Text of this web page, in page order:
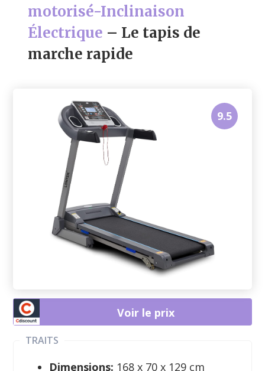
motorisé-Inclinaison
Électrique – Le tapis de
marche rapide
TRAITS
Dimensions: ‎ 168 x 70 x 129 cm
9.5
Voir le prix